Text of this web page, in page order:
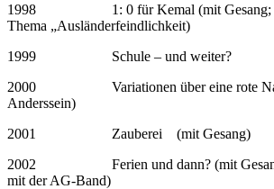
1998 1: 0 für Kemal (mit Gesang;
Thema „Ausländerfeindlichkeit)
1999 Schule – und weiter?
2000 Variationen über eine rote
Anderssein)
2001 Zauberei (mit Gesang)
2002 Ferien und dann? (mit Gesang,
mit der AG-Band)